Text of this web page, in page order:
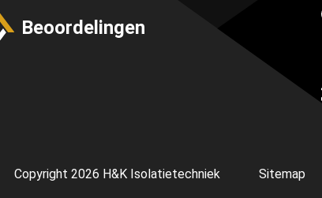
Beoordelingen
Copyright 2026 H&K Isolatietechniek Sitemap